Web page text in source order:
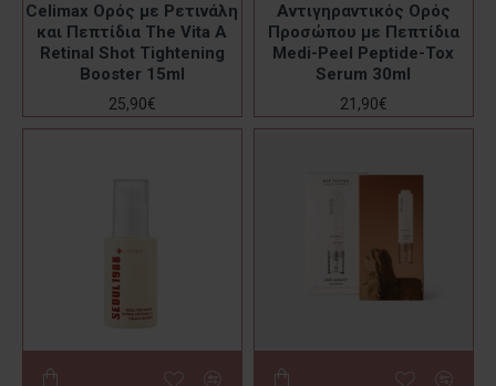
Celimax Ορός με Ρετινάλη
και Πεπτίδια The Vita A
Retinal Shot Tightening
Booster 15ml
25,90€
Αντιγηραντικός Ορός
Προσώπου με Πεπτίδια
Medi-Peel Peptide-Tox
Serum 30ml
21,90€